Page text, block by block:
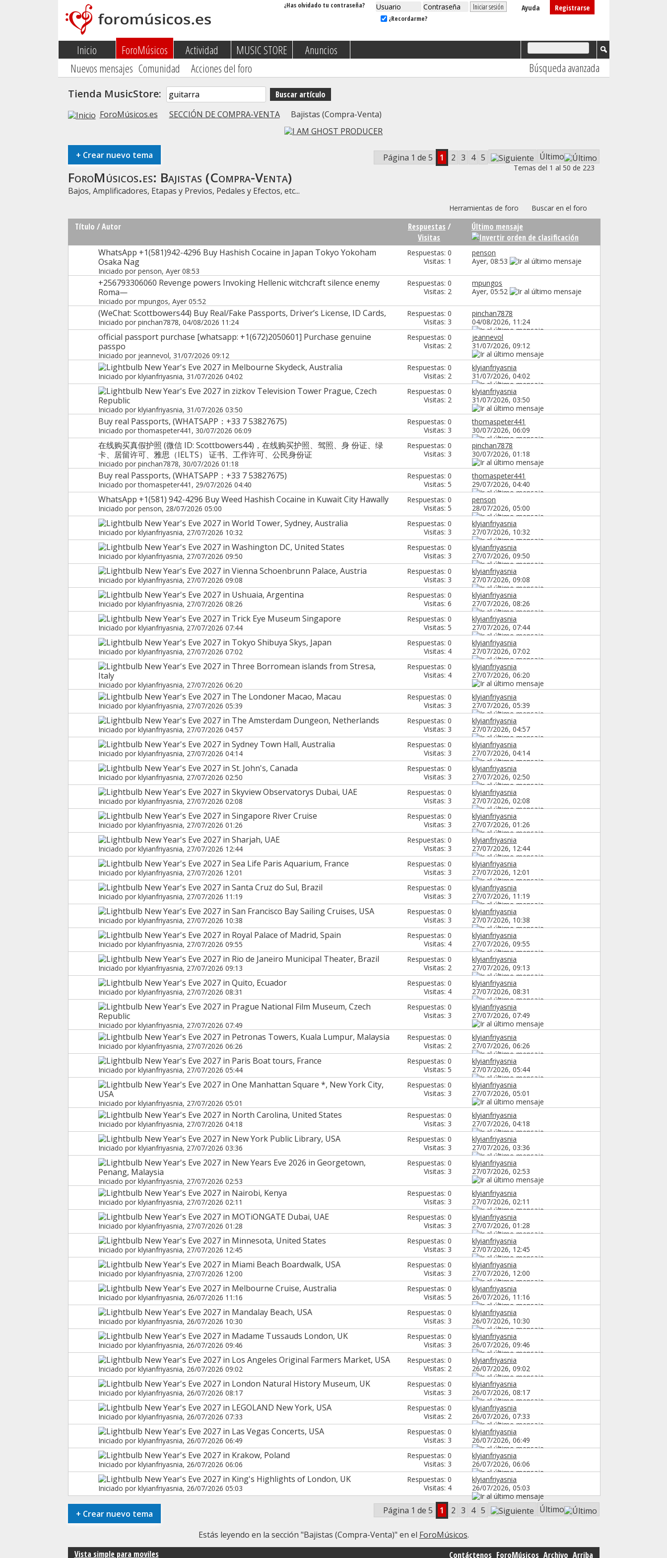
Registrarse
Ayuda
¿Recordarme?
¿Has olvidado tu contraseña?
Inicio
ForoMúsicos
Nuevos mensajes Comunidad Acciones del foro
Actividad MUSIC STORE
Anuncios
Búsqueda avanzada
Tienda MusicStore:
ForoMúsicos.es SECCIÓN DE COMPRA-VENTA Bajistas (Compra-Venta)
+ Crear nuevo tema Página 1 de 5 1 2 3 4 5 Último
Temas del 1 al 50 de 223
ForoMúsicos.es: Bajistas (Compra-Venta)
Bajos, Amplificadores, Etapas y Previos, Pedales y Efectos, etc...
Herramientas de foro Buscar en el foro
Título /Autor Respuestas /
Visitas
Último mensaje
WhatsApp +1(581)942-4296 Buy Hashish Cocaine in Japan Tokyo Yokoham
Osaka Nag
Iniciado por penson, Ayer 08:53
Respuestas: 0
Visitas: 1
penson
Ayer,08:53
+256793306060 Revenge powers Invoking Hellenic witchcraft silence enemy
Roma—
Iniciado por mpungos, Ayer 05:52
Respuestas: 0
Visitas: 2
mpungos
Ayer,05:52
(WeChat: Scottbowers44) Buy Real/Fake Passports, Driver’s License, ID Cards,
Iniciado por pinchan7878, 04/08/2026 11:24
Respuestas: 0
Visitas: 3
pinchan7878
04/08/2026, 11:24
official passport purchase [whatsapp: +1(672)2050601] Purchase genuine
passpo
Iniciado por jeannevol, 31/07/2026 09:12
Respuestas: 0
Visitas: 2
jeannevol
31/07/2026,09:12
New Year's Eve 2027 in Melbourne Skydeck, Australia
Iniciado por klyianfriyasnia, 31/07/2026 04:02
Respuestas: 0
Visitas: 2
klyianfriyasnia
31/07/2026,04:02
New Year's Eve 2027 in zizkov Television Tower Prague, Czech
Republic
Iniciado por klyianfriyasnia, 31/07/2026 03:50
Respuestas: 0
Visitas: 2
klyianfriyasnia
31/07/2026,03:50
Buy real Passports, (WHATSAPP：+33 7 53827675)
Iniciado porthomaspeter441 , 30/07/2026 06:09
Respuestas: 0
Visitas: 3
thomaspeter441
30/07/2026,06:09
在线购买真假护照 (微信 ID: Scottbowers44)，在线购买护照、驾照、身 份证、绿
卡、居留许可、雅思（IELTS） 证书、工作许可、公民身份证
Iniciado por pinchan7878, 30/07/2026 01:18
Respuestas: 0
Visitas: 3
pinchan7878
30/07/2026,01:18
Buy real Passports, (WHATSAPP：+33 7 53827675)
Iniciado porthomaspeter441 , 29/07/2026 04:40
Respuestas: 0
Visitas: 5
thomaspeter441
29/07/2026,04:40
WhatsApp +1(581) 942-4296 Buy Weed Hashish Cocaine in Kuwait City Hawally
Iniciado por penson, 28/07/2026 05:00
Respuestas: 0
Visitas: 5
penson
28/07/2026,05:00
New Year's Eve 2027 in World Tower, Sydney, Australia
Iniciado por klyianfriyasnia, 27/07/2026 10:32
Respuestas: 0
Visitas: 3
klyianfriyasnia
27/07/2026, 10:32
New Year's Eve 2027 in Washington DC, United States
Iniciado por klyianfriyasnia, 27/07/2026 09:50
Respuestas: 0
Visitas: 3
klyianfriyasnia
27/07/2026,09:50
New Year's Eve 2027 in Vienna Schoenbrunn Palace, Austria
Iniciado por klyianfriyasnia, 27/07/2026 09:08
Respuestas: 0
Visitas: 3
klyianfriyasnia
27/07/2026,09:08
New Year's Eve 2027 in Ushuaia, Argentina
Iniciado por klyianfriyasnia, 27/07/2026 08:26
Respuestas: 0
Visitas: 6
klyianfriyasnia
27/07/2026,08:26
New Year's Eve 2027 in Trick Eye Museum Singapore
Iniciado por klyianfriyasnia, 27/07/2026 07:44
Respuestas: 0
Visitas: 5
klyianfriyasnia
27/07/2026,07:44
New Year's Eve 2027 in Tokyo Shibuya Skys, Japan
Iniciado por klyianfriyasnia, 27/07/2026 07:02
Respuestas: 0
Visitas: 4
klyianfriyasnia
27/07/2026,07:02
New Year's Eve 2027 in Three Borromean islands from Stresa,
Italy
Iniciado por klyianfriyasnia, 27/07/2026 06:20
Respuestas: 0
Visitas: 4
klyianfriyasnia
27/07/2026,06:20
New Year's Eve 2027 in The Londoner Macao, Macau
Iniciado por klyianfriyasnia, 27/07/2026 05:39
Respuestas: 0
Visitas: 3
klyianfriyasnia
27/07/2026,05:39
New Year's Eve 2027 in The Amsterdam Dungeon, Netherlands
Iniciado por klyianfriyasnia, 27/07/2026 04:57
Respuestas: 0
Visitas: 3
klyianfriyasnia
27/07/2026,04:57
New Year's Eve 2027 in Sydney Town Hall, Australia
Iniciado por klyianfriyasnia, 27/07/2026 04:14
Respuestas: 0
Visitas: 3
klyianfriyasnia
27/07/2026,04:14
New Year's Eve 2027 in St. John's, Canada
Iniciado por klyianfriyasnia, 27/07/2026 02:50
Respuestas: 0
Visitas: 3
klyianfriyasnia
27/07/2026,02:50
New Year's Eve 2027 in Skyview Observatorys Dubai, UAE
Iniciado por klyianfriyasnia, 27/07/2026 02:08
Respuestas: 0
Visitas: 3
klyianfriyasnia
27/07/2026,02:08
New Year's Eve 2027 in Singapore River Cruise
Iniciado por klyianfriyasnia, 27/07/2026 01:26
Respuestas: 0
Visitas: 3
klyianfriyasnia
27/07/2026,01:26
New Year's Eve 2027 in Sharjah, UAE
Iniciado por klyianfriyasnia, 27/07/2026 12:44
Respuestas: 0
Visitas: 3
klyianfriyasnia
27/07/2026, 12:44
New Year's Eve 2027 in Sea Life Paris Aquarium, France
Iniciado por klyianfriyasnia, 27/07/2026 12:01
Respuestas: 0
Visitas: 3
klyianfriyasnia
27/07/2026, 12:01
New Year's Eve 2027 in Santa Cruz do Sul, Brazil
Iniciado por klyianfriyasnia, 27/07/2026 11:19
Respuestas: 0
Visitas: 3
klyianfriyasnia
27/07/2026, 11:19
New Year's Eve 2027 in San Francisco Bay Sailing Cruises, USA
Iniciado por klyianfriyasnia, 27/07/2026 10:38
Respuestas: 0
Visitas: 3
klyianfriyasnia
27/07/2026, 10:38
New Year's Eve 2027 in Royal Palace of Madrid, Spain
Iniciado por klyianfriyasnia, 27/07/2026 09:55
Respuestas: 0
Visitas: 4
klyianfriyasnia
27/07/2026,09:55
New Year's Eve 2027 in Rio de Janeiro Municipal Theater, Brazil
Iniciado por klyianfriyasnia, 27/07/2026 09:13
Respuestas: 0
Visitas: 2
klyianfriyasnia
27/07/2026,09:13
New Year's Eve 2027 in Quito, Ecuador
Iniciado por klyianfriyasnia, 27/07/2026 08:31
Respuestas: 0
Visitas: 4
klyianfriyasnia
27/07/2026,08:31
New Year's Eve 2027 in Prague National Film Museum, Czech
Republic
Iniciado por klyianfriyasnia, 27/07/2026 07:49
Respuestas: 0
Visitas: 3
klyianfriyasnia
27/07/2026,07:49
New Year's Eve 2027 in Petronas Towers, Kuala Lumpur, Malaysia
Iniciado por klyianfriyasnia, 27/07/2026 06:26
Respuestas: 0
Visitas: 2
klyianfriyasnia
27/07/2026,06:26
New Year's Eve 2027 in Paris Boat tours, France
Iniciado por klyianfriyasnia, 27/07/2026 05:44
Respuestas: 0
Visitas: 5
klyianfriyasnia
27/07/2026,05:44
New Year's Eve 2027 in One Manhattan Square *, New York City,
USA
Iniciado por klyianfriyasnia, 27/07/2026 05:01
Respuestas: 0
Visitas: 3
klyianfriyasnia
27/07/2026,05:01
New Year's Eve 2027 in North Carolina, United States
Iniciado por klyianfriyasnia, 27/07/2026 04:18
Respuestas: 0
Visitas: 3
klyianfriyasnia
27/07/2026,04:18
New Year's Eve 2027 in New York Public Library, USA
Iniciado por klyianfriyasnia, 27/07/2026 03:36
Respuestas: 0
Visitas: 3
klyianfriyasnia
27/07/2026,03:36
New Year's Eve 2027 in New Years Eve 2026 in Georgetown,
Penang, Malaysia
Iniciado por klyianfriyasnia, 27/07/2026 02:53
Respuestas: 0
Visitas: 3
klyianfriyasnia
27/07/2026,02:53
New Year's Eve 2027 in Nairobi, Kenya
Iniciado por klyianfriyasnia, 27/07/2026 02:11
Respuestas: 0
Visitas: 3
klyianfriyasnia
27/07/2026,02:11
New Year's Eve 2027 in MOTiONGATE Dubai, UAE
Iniciado por klyianfriyasnia, 27/07/2026 01:28
Respuestas: 0
Visitas: 3
klyianfriyasnia
27/07/2026,01:28
New Year's Eve 2027 in Minnesota, United States
Iniciado por klyianfriyasnia, 27/07/2026 12:45
Respuestas: 0
Visitas: 3
klyianfriyasnia
27/07/2026, 12:45
New Year's Eve 2027 in Miami Beach Boardwalk, USA
Iniciado por klyianfriyasnia, 27/07/2026 12:00
Respuestas: 0
Visitas: 3
klyianfriyasnia
27/07/2026, 12:00
New Year's Eve 2027 in Melbourne Cruise, Australia
Iniciado por klyianfriyasnia, 26/07/2026 11:16
Respuestas: 0
Visitas: 5
klyianfriyasnia
26/07/2026, 11:16
New Year's Eve 2027 in Mandalay Beach, USA
Iniciado por klyianfriyasnia, 26/07/2026 10:30
Respuestas: 0
Visitas: 3
klyianfriyasnia
26/07/2026, 10:30
New Year's Eve 2027 in Madame Tussauds London, UK
Iniciado por klyianfriyasnia, 26/07/2026 09:46
Respuestas: 0
Visitas: 3
klyianfriyasnia
26/07/2026,09:46
New Year's Eve 2027 in Los Angeles Original Farmers Market, USA
Iniciado por klyianfriyasnia, 26/07/2026 09:02
Respuestas: 0
Visitas: 2
klyianfriyasnia
26/07/2026,09:02
New Year's Eve 2027 in London Natural History Museum, UK
Iniciado por klyianfriyasnia, 26/07/2026 08:17
Respuestas: 0
Visitas: 3
klyianfriyasnia
26/07/2026,08:17
New Year's Eve 2027 in LEGOLAND New York, USA
Iniciado por klyianfriyasnia, 26/07/2026 07:33
Respuestas: 0
Visitas: 2
klyianfriyasnia
26/07/2026,07:33
New Year's Eve 2027 in Las Vegas Concerts, USA
Iniciado por klyianfriyasnia, 26/07/2026 06:49
Respuestas: 0
Visitas: 3
klyianfriyasnia
26/07/2026,06:49
New Year's Eve 2027 in Krakow, Poland
Iniciado por klyianfriyasnia, 26/07/2026 06:06
Respuestas: 0
Visitas: 3
klyianfriyasnia
26/07/2026,06:06
New Year's Eve 2027 in King's Highlights of London, UK
Iniciado por klyianfriyasnia, 26/07/2026 05:03
Respuestas: 0
Visitas: 4
klyianfriyasnia
26/07/2026,05:03
+ Crear nuevo tema Página 1 de 5 1 2 3 4 5 Último
Estás leyendo en la sección "Bajistas (Compra-Venta)" en el ForoMúsicos.
Vista simple para moviles
Contáctenos ForoMúsicos Archivo Arriba